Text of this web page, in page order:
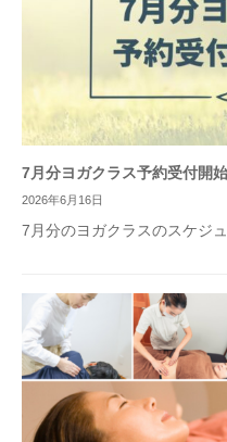
7月分ヨガクラス予約受付開始
2026年6月16日
7月分のヨガクラスのスケジ